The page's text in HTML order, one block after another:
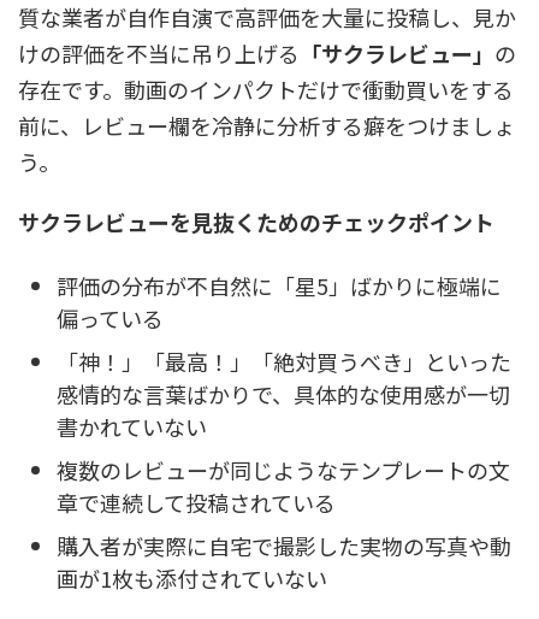
質な業者が自作自演で高評価を大量に投稿し、見か
けの評価を不当に吊り上げる 「サクラレビュー」 の
存在です。動画のインパクトだけで衝動買いをする
前に、レビュー欄を冷静に分析する癖をつけましょ
う。
サクラレビューを見抜くためのチェックポイント
評価の分布が不自然に「星5」ばかりに極端に
偏っている
「神！」「最高！」「絶対買うべき」といった
感情的な言葉ばかりで、具体的な使用感が一切
書かれていない
複数のレビューが同じようなテンプレートの文
章で連続して投稿されている
購入者が実際に自宅で撮影した実物の写真や動
画が1枚も添付されていない